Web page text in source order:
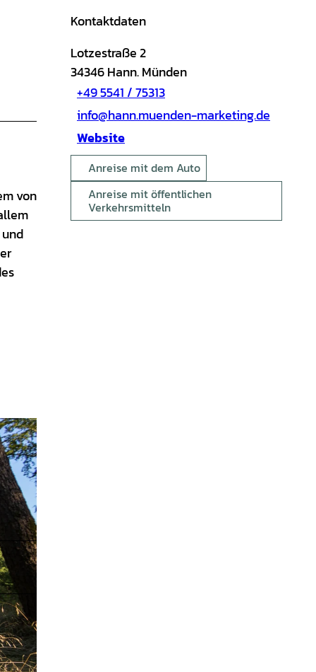
von
Kontaktdaten
Lotzestraße 2
34346Hann. Münden
+49 5541 / 75313
info@hann.muenden-marketing.de
Website
Anreise mit dem Auto
Anreise mit öffentlichen
Verkehrsmitteln